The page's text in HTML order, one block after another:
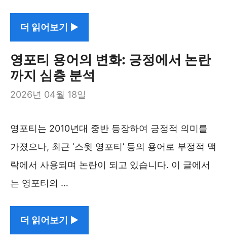
더 읽어보기 ▶︎
영포티 용어의 변화: 긍정에서 논란
까지 심층 분석
2026년 04월 18일
영포티는 2010년대 중반 등장하여 긍정적 의미를
가졌으나, 최근 ‘스윗 영포티’ 등의 용어로 부정적 맥
락에서 사용되며 논란이 되고 있습니다. 이 글에서
는 영포티의 …
더 읽어보기 ▶︎